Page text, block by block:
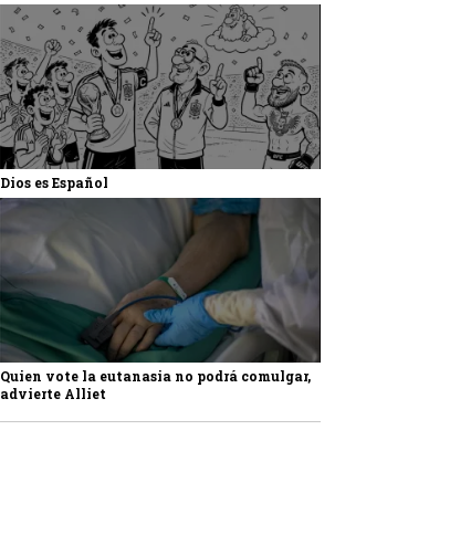
Dios es Español
Quien vote la eutanasia no podrá comulgar,
advierte Alliet